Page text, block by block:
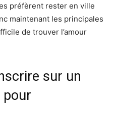
préfèrent rester en ville
maintenant les principales
de trouver l’amour
sur un
pour